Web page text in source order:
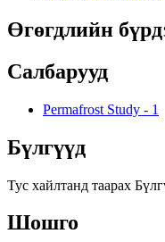
Өгөгдлийн
Салбарууд
Permafrost Study - 1
Бүлгүүд
Тус хайлтанд таарах
Шошго